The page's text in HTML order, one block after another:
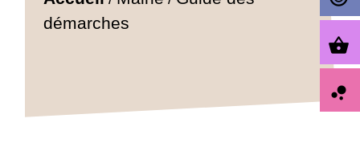
démarches
shopping_basket
bubble_chart